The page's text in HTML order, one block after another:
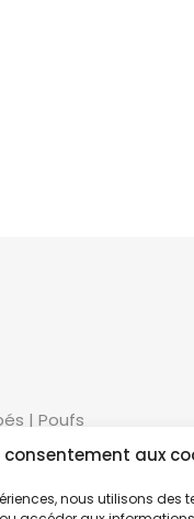
consentement aux
nous utilisons des
| Poufs